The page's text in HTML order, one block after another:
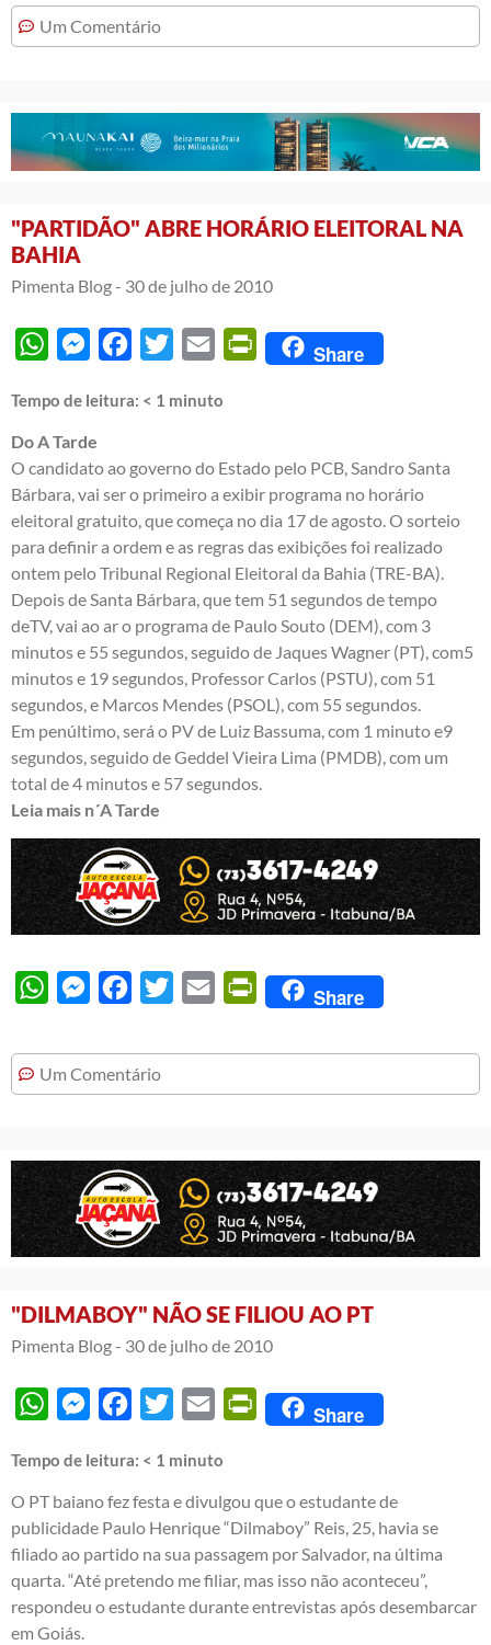
Um Comentário
"PARTIDÃO" ABRE HORÁRIO ELEITORAL NA
BAHIA
Pimenta Blog - 30 de julho de 2010
WhatsAppMessengerFacebook
Twitter Email PrintFriendly
Share
Tempo de leitura: < 1 minuto
Do A Tarde
O candidato ao governo do Estado pelo PCB, Sandro Santa
Bárbara, vai ser o primeiro a exibir programa no horário
eleitoral gratuito, que começa no dia 17 de agosto. O sorteio
para definir a ordem e as regras das exibições foi realizado
ontem pelo Tribunal Regional Eleitoral da Bahia (TRE-BA).
Depois de Santa Bárbara, que tem 51 segundos de tempo
deTV, vai ao ar o programa de Paulo Souto (DEM), com 3
minutos e 55 segundos, seguido de Jaques Wagner (PT), com5
minutos e 19 segundos, Professor Carlos (PSTU), com 51
segundos, e Marcos Mendes (PSOL), com 55 segundos.
Em penúltimo, será o PV de Luiz Bassuma, com 1 minuto e9
segundos, seguido de Geddel Vieira Lima (PMDB), com um
total de 4 minutos e 57 segundos.
Leia mais n´A Tarde
WhatsAppMessengerFacebook
Twitter Email PrintFriendly
Share
Um Comentário
"DILMABOY" NÃO SE FILIOU AO PT
Pimenta Blog - 30 de julho de 2010
WhatsAppMessengerFacebook
Twitter Email PrintFriendly
Share
Tempo de leitura: < 1 minuto
O PT baiano fez festa e divulgou que o estudante de
publicidade Paulo Henrique “Dilmaboy” Reis, 25, havia se
filiado ao partido na sua passagem por Salvador, na última
quarta. “Até pretendo me filiar, mas isso não aconteceu”,
respondeu o estudante durante entrevistas após desembarcar
em Goiás.